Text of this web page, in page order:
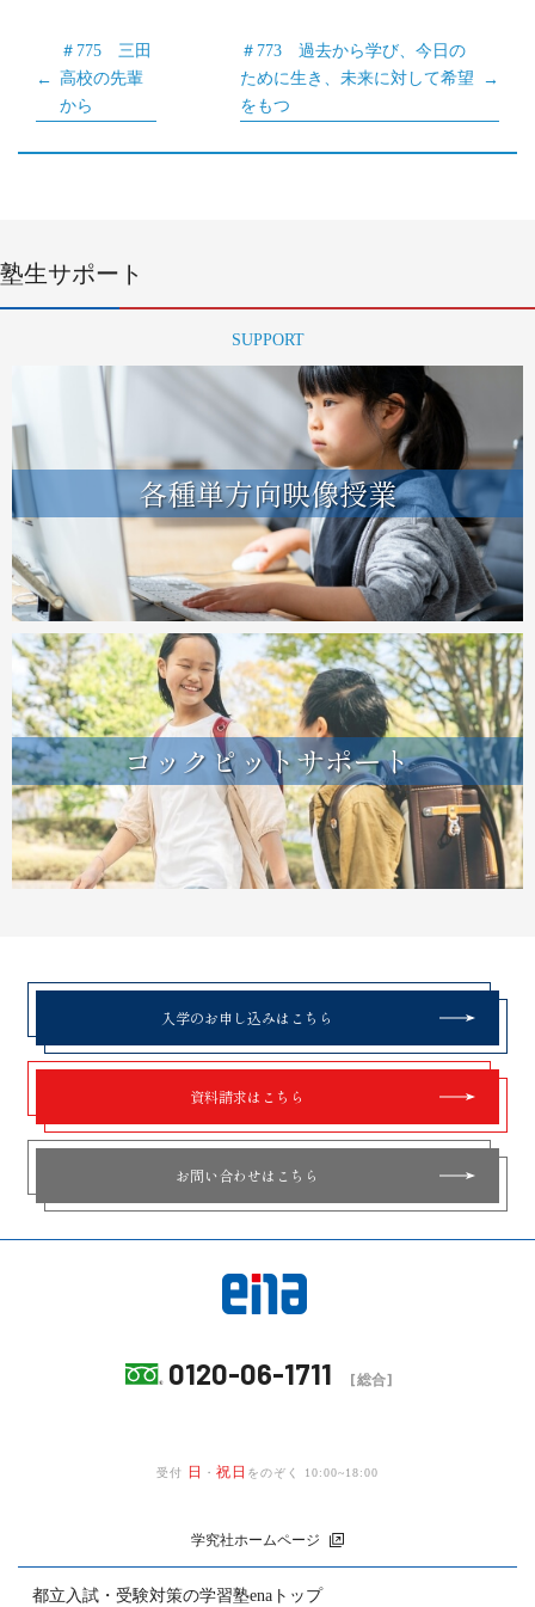
＃775 三田
高校の先輩
から
＃773 過去から学び、今日の
ために生き、未来に対して希望
をもつ
塾生サポート
SUPPORT
各種単方向映像授業
コックピットサポート
入学のお申し込みはこちら
資料請求はこちら
お問い合わせはこちら
0120-06-1711 [総合]
受付 日 ・ 祝日 をのぞく 10:00~18:00
学究社ホームページ
都立入試・受験対策の学習塾enaトップ